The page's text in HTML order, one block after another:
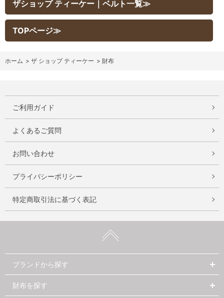
ザショップ ティーケー｜ベルト一覧≫
TOPページ≫
ホーム > ザ ショップ ティーケー > 財布
ご利用ガイド
よくあるご質問
お問い合わせ
プライバシーポリシー
特定商取引法に基づく表記
ブランドから探す
財布を探す